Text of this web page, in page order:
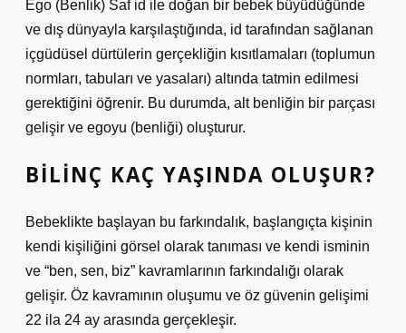
Ego (Benlik) Saf id ile doğan bir bebek büyüdüğünde
ve dış dünyayla karşılaştığında, id tarafından sağlanan
içgüdüsel dürtülerin gerçekliğin kısıtlamaları (toplumun
normları, tabuları ve yasaları) altında tatmin edilmesi
gerektiğini öğrenir. Bu durumda, alt benliğin bir parçası
gelişir ve egoyu (benliği) oluşturur.
BILINÇ KAÇ YAŞINDA OLUŞUR?
Bebeklikte başlayan bu farkındalık, başlangıçta kişinin
kendi kişiliğini görsel olarak tanıması ve kendi isminin
ve “ben, sen, biz” kavramlarının farkındalığı olarak
gelişir. Öz kavramının oluşumu ve öz güvenin gelişimi
22 ila 24 ay arasında gerçekleşir.